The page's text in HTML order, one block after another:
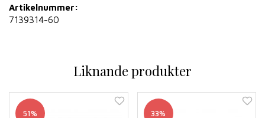
Artikelnummer:
7139314-60
Liknande produkter
51% 33%